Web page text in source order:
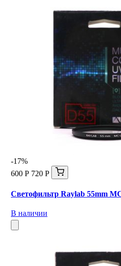
-17%
600 Р 720 Р
Светофильтр Raylab 55mm
В наличии